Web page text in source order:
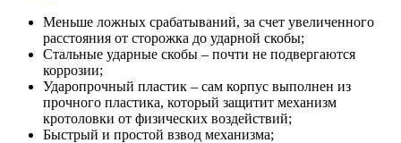
Меньше ложных срабатываний, за счет увеличенного
расстояния от сторожка до ударной скобы;
Стальные ударные скобы – почти не подвергаются
коррозии;
Ударопрочный пластик – сам корпус выполнен из
прочного пластика, который защитит механизм
кротоловки от физических воздействий;
Быстрый и простой взвод механизма;